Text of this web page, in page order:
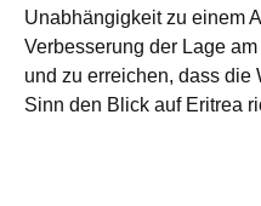
Unabhängigkeit zu einem
Verbesserung der Lage
und zu erreichen, dass die
Sinn den Blick auf Eritrea